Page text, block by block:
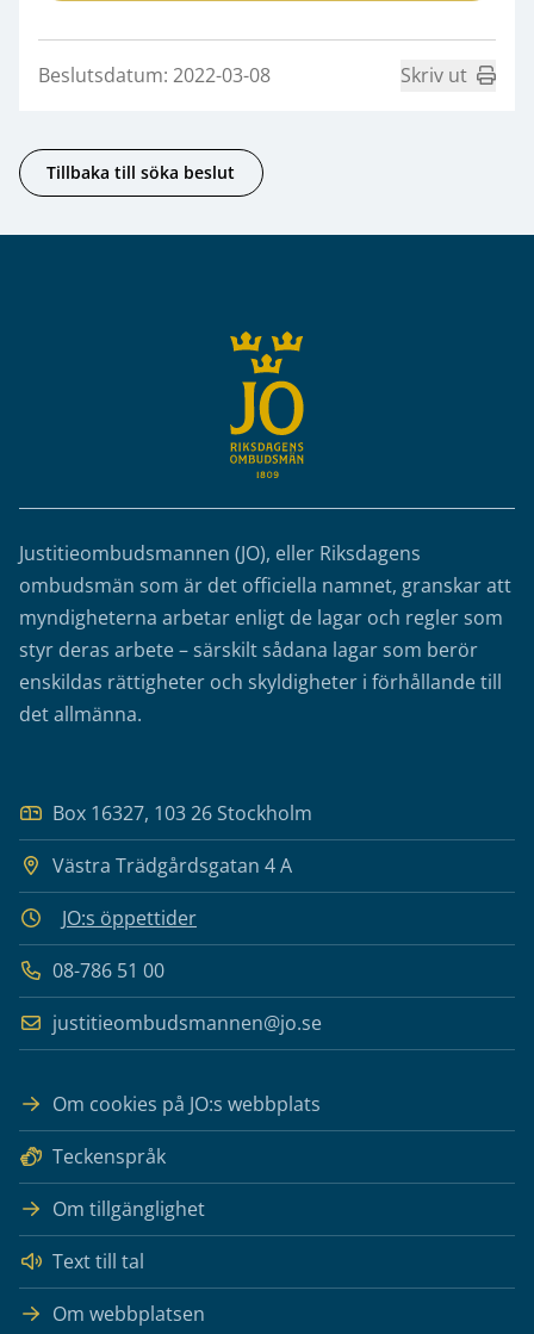
Beslutsdatum: 2022-03-08 Skriv ut
Tillbaka till söka beslut
Justitieombudsmannen (JO), eller Riksdagens
ombudsmän som är det officiella namnet, granskar att
myndigheterna arbetar enligt de lagar och regler som
styr deras arbete – särskilt sådana lagar som berör
enskildas rättigheter och skyldigheter i förhållande till
det allmänna.
Box 16327, 103 26 Stockholm
Västra Trädgårdsgatan 4 A
JO:s öppettider
08-786 51 00
justitieombudsmannen@jo.se
Om cookies på JO:s webbplats
Teckenspråk
Om tillgänglighet
Text till tal
Om webbplatsen